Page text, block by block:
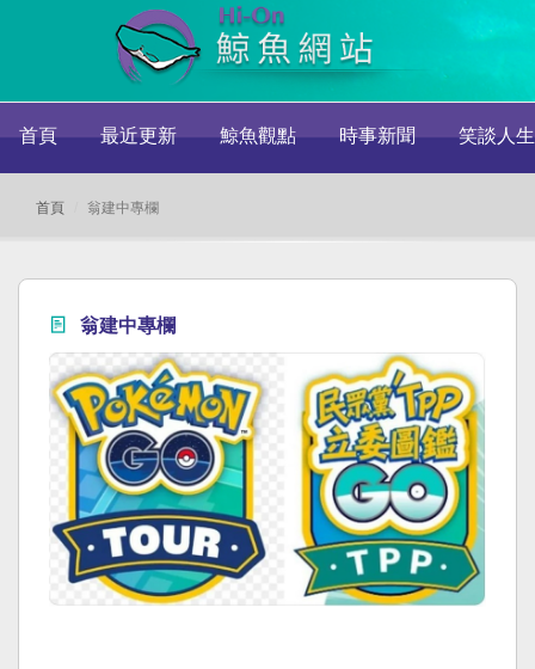
首頁 最近更新 鯨魚觀點 時事新聞 笑談人生
首頁 翁建中專欄
翁建中專欄